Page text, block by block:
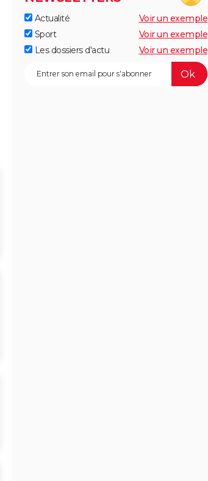
Actualité
Voir un exemple
Sport
Voir un exemple
Les dossiers d'actu
Voir un exemple